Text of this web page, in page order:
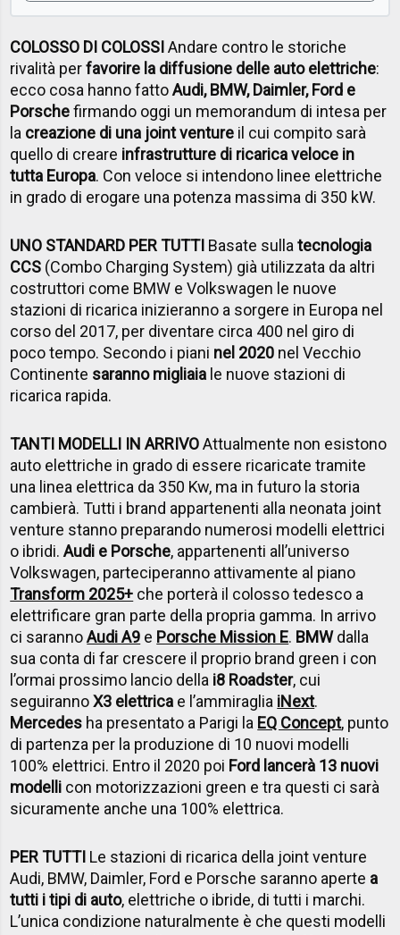
COLOSSO DI COLOSSI Andare contro le storiche
rivalità perfavorire la diffusione delle auto elettriche:
ecco cosa hanno fattoAudi, BMW, Daimler, Ford e
Porschefirmando oggi un memorandum di intesa per
la creazione di una joint venture il cui compito sarà
quello di creare infrastrutture di ricarica veloce in
tutta Europa. Con veloce si intendono linee elettriche
in grado di erogare una potenza massima di 350 kW.
UNO STANDARD PER TUTTI Basate sullatecnologia
CCS (Combo Charging System) già utilizzata da altri
costruttori come BMW e Volkswagen le nuove
stazioni di ricarica inizieranno a sorgere in Europa nel
corso del 2017, per diventare circa 400 nel giro di
poco tempo. Secondo i piani nel 2020 nel Vecchio
Continente saranno migliaia le nuove stazioni di
ricarica rapida.
TANTI MODELLI IN ARRIVOAttualmente non esistono
auto elettriche in grado di essere ricaricate tramite
una linea elettrica da 350 Kw, ma in futuro la storia
cambierà. Tutti i brand appartenenti alla neonata joint
venture stanno preparando numerosi modelli elettrici
o ibridi.Audi e Porsche, appartenenti all’universo
Volkswagen, parteciperanno attivamente al piano
Transform 2025+ che porterà il colosso tedesco a
elettrificare gran parte della propria gamma. In arrivo
ci sarannoAudi A9 e Porsche Mission E. BMWdalla
sua conta di far crescere il proprio brand green i con
l’ormai prossimo lancio della i8 Roadster, cui
seguirannoX3 elettrica e l’ammiraglia iNext.
Mercedes ha presentato a Parigi la EQ Concept, punto
di partenza per la produzione di 10 nuovi modelli
100% elettrici. Entro il 2020 poi Ford lancerà 13 nuovi
modelli con motorizzazioni green e tra questi ci sarà
sicuramente anche una 100% elettrica.
PER TUTTI Le stazioni di ricarica della joint venture
Audi, BMW, Daimler, Ford e Porsche saranno aperte a
tutti i tipi di auto, elettriche o ibride, di tutti i marchi.
L’unica condizione naturalmente è che questi modelli